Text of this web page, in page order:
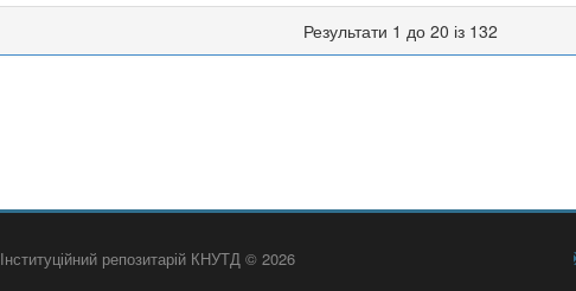
Результати 1 до 20 із 132
Інституційний репозитарій КНУТД © 2026